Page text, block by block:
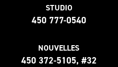
STUDIO
450 777-0540
NOUVELLES
450 372-5105, #32